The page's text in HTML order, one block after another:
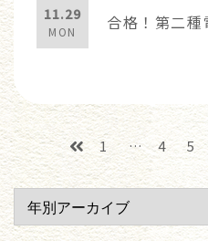
11.29
MON 合格！第二種
1 … 4 5